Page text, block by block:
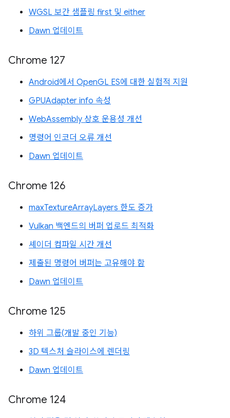
WGSL 보간 샘플링 first 및 either
Dawn 업데이트
Chrome 127
Android에서 OpenGL ES에 대한 실험적 지원
GPUAdapter info 속성
WebAssembly 상호 운용성 개선
명령어 인코더 오류 개선
Dawn 업데이트
Chrome 126
maxTextureArrayLayers 한도 증가
Vulkan 백엔드의 버퍼 업로드 최적화
셰이더 컴파일 시간 개선
제출된 명령어 버퍼는 고유해야 함
Dawn 업데이트
Chrome 125
하위 그룹(개발 중인 기능)
3D 텍스처 슬라이스에 렌더링
Dawn 업데이트
Chrome 124